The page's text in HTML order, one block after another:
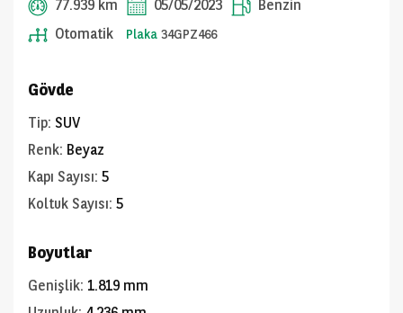
77.939 km 05/05/2023
Benzin
Otomatik
Plaka 34GPZ466
Gövde
Tip: SUV
Renk: Beyaz
Kapı Sayısı: 5
Koltuk Sayısı: 5
Boyutlar
Genişlik: 1.819 mm